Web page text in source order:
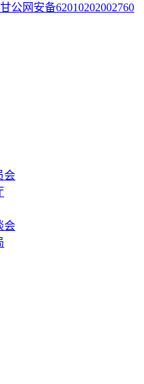
甘公网安备62010202002760
会
会